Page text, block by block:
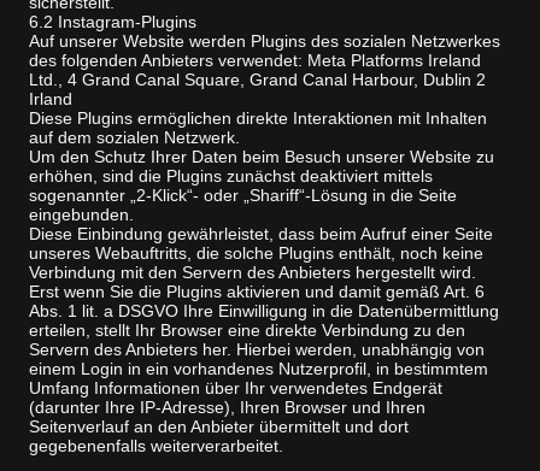
6.2 Instagram-Plugins
Auf unserer Website werden Plugins des sozialen Netzwerkes
des folgenden Anbieters verwendet: Meta Platforms Ireland
Ltd., 4 Grand Canal Square, Grand Canal Harbour, Dublin 2
Irland
Diese Plugins ermöglichen direkte Interaktionen mit Inhalten
auf dem sozialen Netzwerk.
Um den Schutz Ihrer Daten beim Besuch unserer Website zu
erhöhen, sind die Plugins zunächst deaktiviert mittels
sogenannter „2-Klick“- oder „Shariff“-Lösung in die Seite
eingebunden.
Diese Einbindung gewährleistet, dass beim Aufruf einer Seite
unseres Webauftritts, die solche Plugins enthält, noch keine
Verbindung mit den Servern des Anbieters hergestellt wird.
Erst wenn Sie die Plugins aktivieren und damit gemäß Art. 6
Abs. 1 lit. a DSGVO Ihre Einwilligung in die Datenübermittlung
erteilen, stellt Ihr Browser eine direkte Verbindung zu den
Servern des Anbieters her. Hierbei werden, unabhängig von
einem Login in ein vorhandenes Nutzerprofil, in bestimmtem
Umfang Informationen über Ihr verwendetes Endgerät
(darunter Ihre IP-Adresse), Ihren Browser und Ihren
Seitenverlauf an den Anbieter übermittelt und dort
gegebenenfalls weiterverarbeitet.